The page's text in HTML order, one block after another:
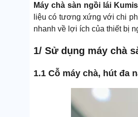
Máy chà sàn ngồi lái
liệu có tương xứng với chi
nhanh về lợi ích của thiết bị
1/ Sử dụng máy chà
1.1 Cỗ máy chà, hút đa